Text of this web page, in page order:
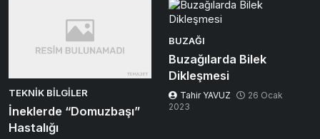
TEKNIK BILGILER
İneklerde “Domuzbaşı”
Hastalığı
BUZAĞI
Buzağılarda Bilek
Dikleşmesi
Tahir YAVUZ
26 Ocak
2023